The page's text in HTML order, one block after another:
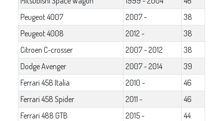
Peugeot 4007
2007 -
38
Peugeot 4008
2012 -
38
Citroen C-crosser
2007 - 2012
38
Dodge Avenger
2007 - 2014
39
Ferrari 458 Italia
2010 -
46
Ferrari 458 Spider
2011 -
46
Ferrari 488 GTB
2015 -
44